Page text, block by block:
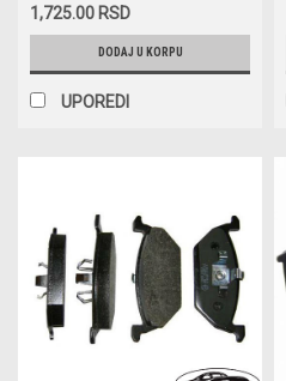
ADV184202 / 571985CH / ADB0737
1,725.00 RSD
DODAJ U KORPU
UPOREDI